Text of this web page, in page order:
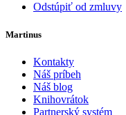
Odstúpiť od zmluvy
Martinus
Kontakty
Náš príbeh
Náš blog
Knihovrátok
Partnerský systém